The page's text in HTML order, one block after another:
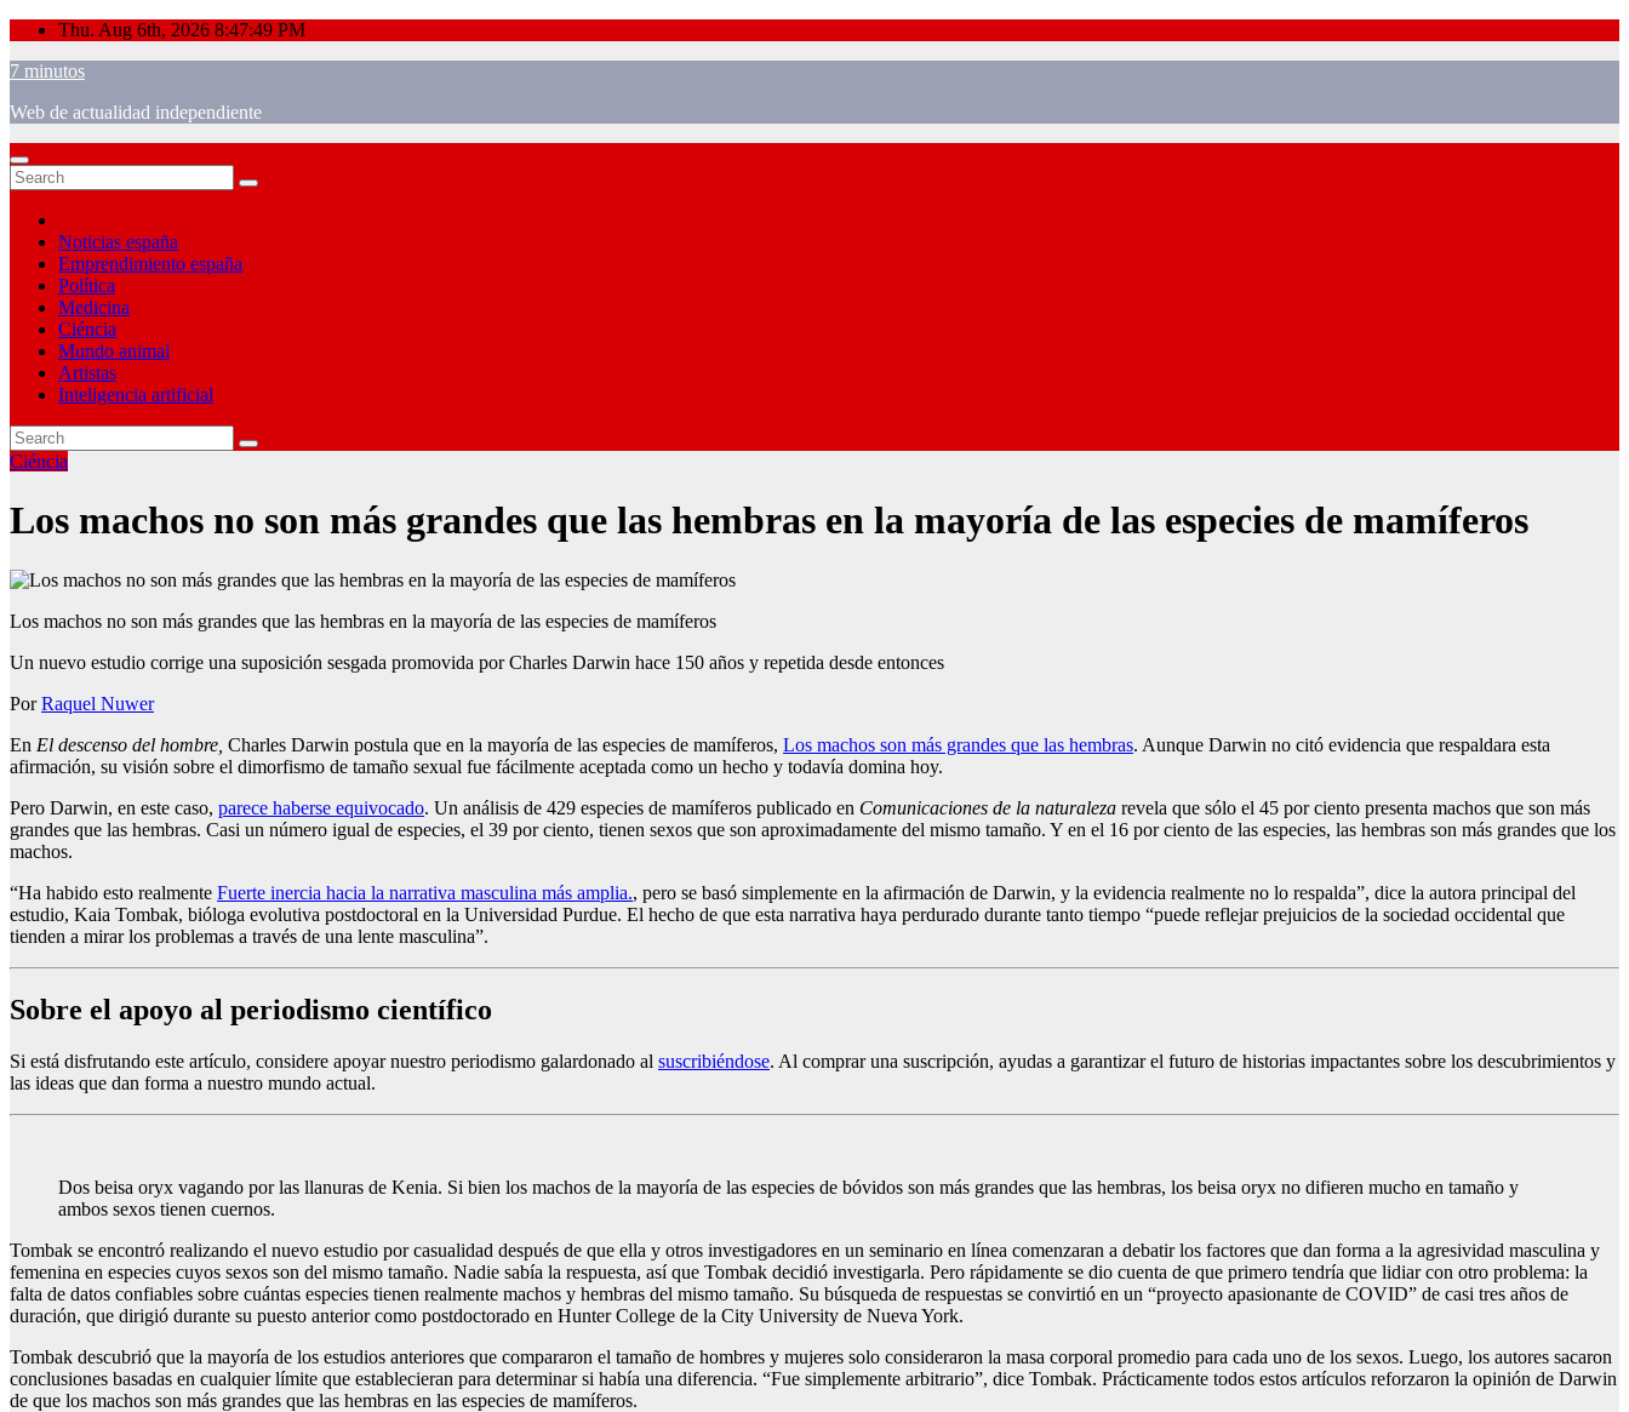
Skip
content
Thu. Aug 6th, 2026 8:47:50 PM
7 minutos
Web de actualidad independiente
Noticias españa
Emprendimiento españa
Política
Medicina
Ciéncia
Mundo animal
Artistas
Inteligencia artificial
Ciéncia
Los machos no son más grandes que las hembras en la mayoría de las especies de mamíferos
Los machos no son más grandes que las hembras en la mayoría de las especies de mamíferos
Un nuevo estudio corrige una suposición sesgada promovida por Charles Darwin hace 150 años y repetida desde entonces
PorRaquel Nuwer
En El descenso del hombre, Charles Darwin postula que en la mayoría de las especies de mamíferos, Los machos son más grandes que las hembras. Aunque Darwin no citó evidencia que respaldara esta
afirmación, su visión sobre el dimorfismo de tamaño sexual fue fácilmente aceptada como un hecho y todavía domina hoy.
Pero Darwin, en este caso, parece haberse equivocado. Un análisis de 429 especies de mamíferos publicado en Comunicaciones de la naturaleza revela que sólo el 45 por ciento presenta machos que son más
grandes que las hembras. Casi un número igual de especies, el 39 por ciento, tienen sexos que son aproximadamente del mismo tamaño. Y en el 16 por ciento de las especies, las hembras son más grandes que los
machos.
“Ha habido esto realmente Fuerte inercia hacia la narrativa masculina más amplia., pero se basó simplemente en la afirmación de Darwin, y la evidencia realmente no lo respalda”, dice la autora principal del
estudio, Kaia Tombak, bióloga evolutiva postdoctoral en la Universidad Purdue. El hecho de que esta narrativa haya perdurado durante tanto tiempo “puede reflejar prejuicios de la sociedad occidental que
tienden a mirar los problemas a través de una lente masculina”.
Sobre el apoyo al periodismo científico
Si está disfrutando este artículo, considere apoyar nuestro periodismo galardonado al suscribiéndose. Al comprar una suscripción, ayudas a garantizar el futuro de historias impactantes sobre los descubrimientos y
las ideas que dan forma a nuestro mundo actual.
Dos beisa oryx vagando por las llanuras de Kenia. Si bien los machos de la mayoría de las especies de bóvidos son más grandes que las hembras, los beisa oryx no difieren mucho en tamaño y
ambos sexos tienen cuernos.
Tombak se encontró realizando el nuevo estudio por casualidad después de que ella y otros investigadores en un seminario en línea comenzaran a debatir los factores que dan forma a la agresividad masculina y
femenina en especies cuyos sexos son del mismo tamaño. Nadie sabía la respuesta, así que Tombak decidió investigarla. Pero rápidamente se dio cuenta de que primero tendría que lidiar con otro problema: la
falta de datos confiables sobre cuántas especies tienen realmente machos y hembras del mismo tamaño. Su búsqueda de respuestas se convirtió en un “proyecto apasionante de COVID” de casi tres años de
duración, que dirigió durante su puesto anterior como postdoctorado en Hunter College de la City University de Nueva York.
Tombak descubrió que la mayoría de los estudios anteriores que compararon el tamaño de hombres y mujeres solo consideraron la masa corporal promedio para cada uno de los sexos. Luego, los autores sacaron
conclusiones basadas en cualquier límite que establecieran para determinar si había una diferencia. “Fue simplemente arbitrario”, dice Tombak. Prácticamente todos estos artículos reforzaron la opinión de Darwin
de que los machos son más grandes que las hembras en las especies de mamíferos.